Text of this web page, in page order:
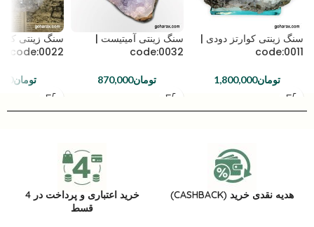
سنگ زینتی کوارتز دودی |
code:0011
تومان1,800,000
سنگ زینتی آمیتیست |
code:0032
تومان870,000
سنگ زینتی
code:0022
تومان
هدیه نقدی خرید (CASHBACK)
خرید اعتباری و پرداخت در 4
قسط